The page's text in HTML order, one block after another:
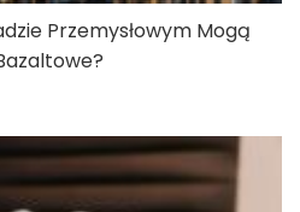
Przemysłowym Mogą